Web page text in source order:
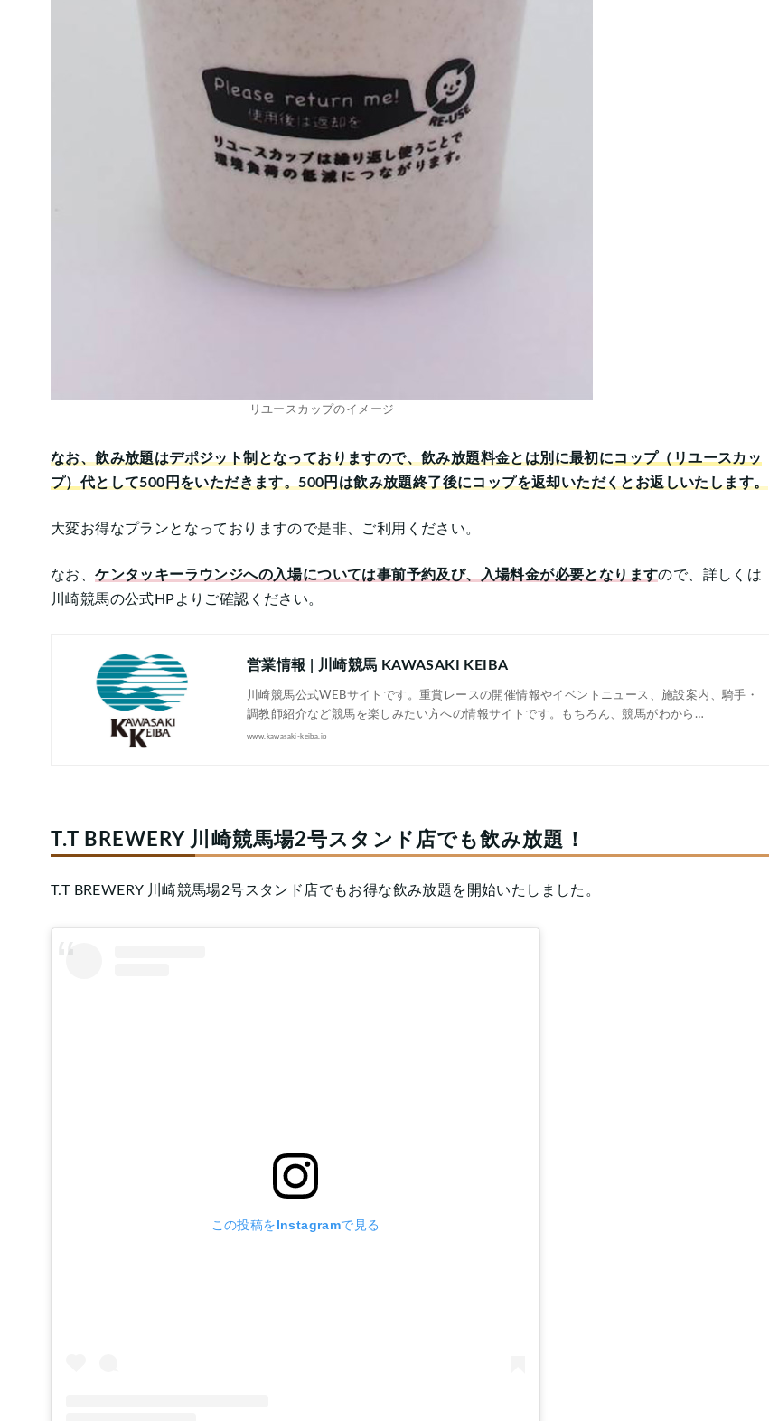
リユースカップのイメージ
なお、飲み放題はデポジット制となっておりますので、飲み放題料金とは別に最初にコップ（リユースカッ
プ）代として500円をいただきます。500円は飲み放題終了後にコップを返却いただくとお返しいたします。
大変お得なプランとなっておりますので是非、ご利用ください。
なお、ケンタッキーラウンジへの入場については事前予約及び、入場料金が必要となりますので、詳しくは
川崎競馬の公式HPよりご確認ください。
営業情報 | 川崎競馬 KAWASAKI KEIBA
川崎競馬公式WEBサイトです。重賞レースの開催情報やイベントニュース、施設案内、騎手・
調教師紹介など競馬を楽しみたい方への情報サイトです。もちろん、競馬がわから…
www.kawasaki-keiba.jp
T.T BREWERY 川崎競馬場2号スタンド店でも飲み放題！
T.T BREWERY 川崎競馬場2号スタンド店でもお得な飲み放題を開始いたしました。
この投稿をInstagramで見る